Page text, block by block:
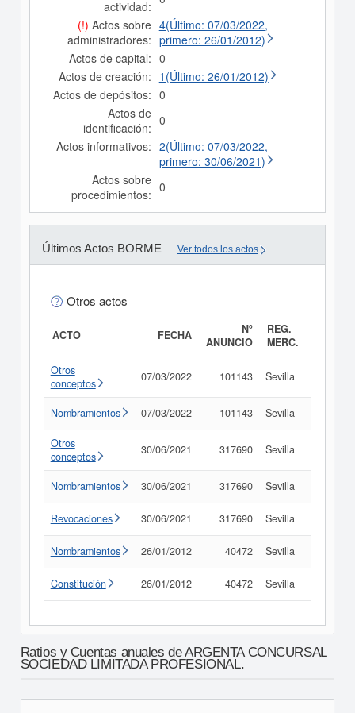
actividad:
(!) Actos sobre
administradores:
4(Último: 07/03/2022,
primero: 26/01/2012)
Actos de capital: 0
Actos de creación: 1(Último: 26/01/2012)
Actos de depósitos: 0
Actos de
identificación: 0
Actos informativos: 2(Último: 07/03/2022,
primero: 30/06/2021)
Actos sobre
procedimientos: 0
Últimos Actos BORME Ver todos los actos
Otros actos
ACTO FECHA
Nº
ANUNCIO
REG.
MERC.
Otros
conceptos
07/03/2022 101143 Sevilla
Nombramientos 07/03/2022 101143 Sevilla
Otros
conceptos
30/06/2021 317690 Sevilla
Nombramientos 30/06/2021 317690 Sevilla
Revocaciones 30/06/2021 317690 Sevilla
Nombramientos 26/01/2012 40472 Sevilla
Constitución 26/01/2012 40472 Sevilla
Ratios y Cuentas anuales de ARGENTA CONCURSAL
SOCIEDAD LIMITADA PROFESIONAL.